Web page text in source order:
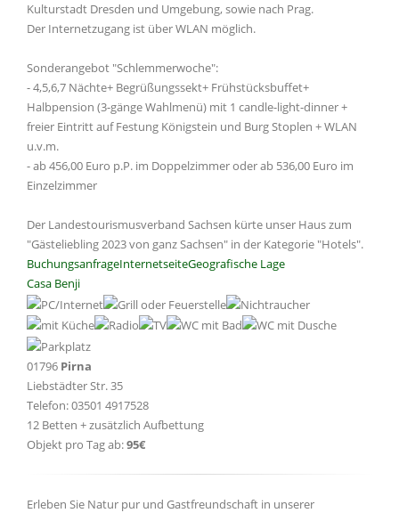
Kulturstadt Dresden und Umgebung, sowie nach Prag.
Der Internetzugang ist über WLAN möglich.
Sonderangebot "Schlemmerwoche":
- 4,5,6,7 Nächte+ Begrüßungssekt+ Frühstücksbuffet+
Halbpension (3-gänge Wahlmenü) mit 1 candle-light-dinner +
freier Eintritt auf Festung Königstein und Burg Stoplen + WLAN
u.v.m.
- ab 456,00 Euro p.P. im Doppelzimmer oder ab 536,00 Euro im
Einzelzimmer
Der Landestourismusverband Sachsen kürte unser Haus zum
"Gästeliebling 2023 von ganz Sachsen" in der Kategorie "Hotels".
BuchungsanfrageInternetseiteGeografische Lage
Casa Benji
01796 Pirna
Liebstädter Str. 35
Telefon: 03501 4917528
12 Betten + zusätzlich Aufbettung
Objekt pro Tag ab:95€
Erleben Sie Natur pur und Gastfreundschaft in unserer